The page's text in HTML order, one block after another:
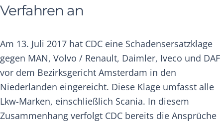
Verfahren an
Am 13. Juli 2017 hat CDC eine Schadensersatzklage
gegen MAN, Volvo / Renault, Daimler, Iveco und DAF
vor dem Bezirksgericht Amsterdam in den
Niederlanden eingereicht. Diese Klage umfasst alle
Lkw-Marken, einschließlich Scania. In diesem
Zusammenhang verfolgt CDC bereits die Ansprüche